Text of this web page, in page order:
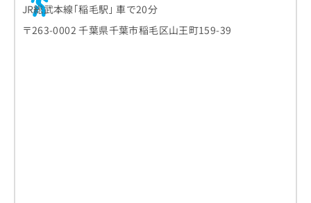
JR総武本線｢稲毛駅｣ 車で20分
〒263-0002 千葉県千葉市稲毛区山王町159-39